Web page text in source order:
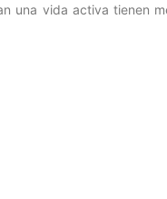
una vida activa tienen